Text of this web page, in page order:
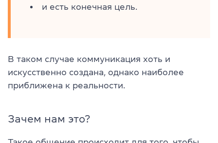
и есть конечная цель.
В таком случае коммуникация хоть и
искусственно создана, однако наиболее
приближена к реальности.
Зачем нам это?